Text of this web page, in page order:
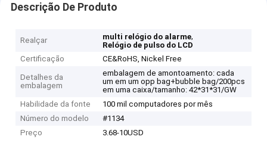
Descrição De Produto
Realçar multi relógio do alarme,
Relógio de pulso do LCD
Certificação
CE&RoHS, Nickel Free
Detalhes da
embalagem
embalagem de amontoamento: cada
um em um opp bag+bubble bag/200pcs
em uma caixa/tamanho: 42*31*31/GW
Habilidade da fonte
100 mil computadores por mês
Número do modelo
#1134
Preço
3.68-10USD